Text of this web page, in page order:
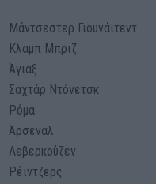
Μάντσεστερ Γιουνάιτεντ
Κλαμπ Μπριζ
Άγιαξ
Σαχτάρ Ντόνετσκ
Ρόμα
Άρσεναλ
Λεβερκούζεν
Ρέιντζερς